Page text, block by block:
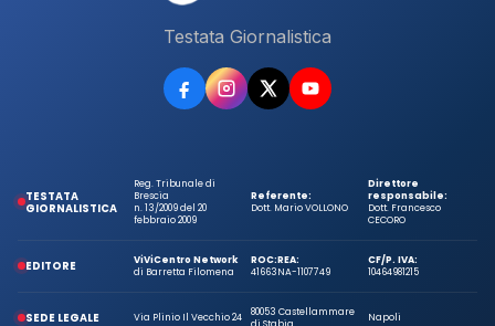
Testata Giornalistica
TESTATA
GIORNALISTICA
Reg. Tribunale di
Brescia
n. 13/2009 del 20
febbraio 2009
Referente:
Dott. Mario VOLLONO
Direttore
responsabile:
Dott. Francesco
CECORO
EDITORE
ViViCentro Network
di Barretta Filomena
ROC:
41663
REA:
NA-1107749
CF/P. IVA:
10464981215
SEDE LEGALE Via Plinio Il Vecchio 24
80053 Castellammare
Napoli